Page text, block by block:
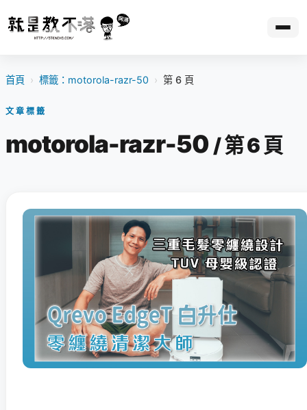
首頁 › 標籤：motorola-razr-50 › 第 6 頁
文章標籤
motorola-razr-50 / 第 6 頁